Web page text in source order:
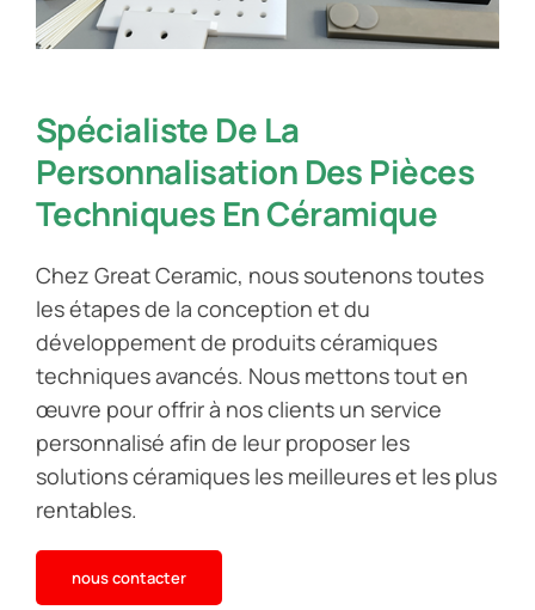
Spécialiste De La
Personnalisation Des Pièces
Techniques En Céramique
Chez Great Ceramic, nous soutenons toutes
les étapes de la conception et du
développement de produits céramiques
techniques avancés. Nous mettons tout en
œuvre pour offrir à nos clients un service
personnalisé afin de leur proposer les
solutions céramiques les meilleures et les plus
rentables.
nous contacter